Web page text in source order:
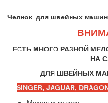
Челнок для швейных
ЕСТЬ МНОГО РАЗНОЙ
НА
ДЛЯ ШВЕЙНЫХ
SINGER, JAGUAR,